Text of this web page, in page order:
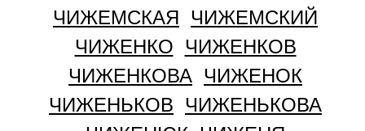
ЧИЖЕМСКАЯ ЧИЖЕМСКИЙ
ЧИЖЕНКО ЧИЖЕНКОВ
ЧИЖЕНКОВА ЧИЖЕНОК
ЧИЖЕНЬКОВ ЧИЖЕНЬКОВА